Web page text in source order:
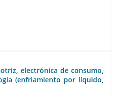
electrónica de consumo,
(enfriamiento por líquido,